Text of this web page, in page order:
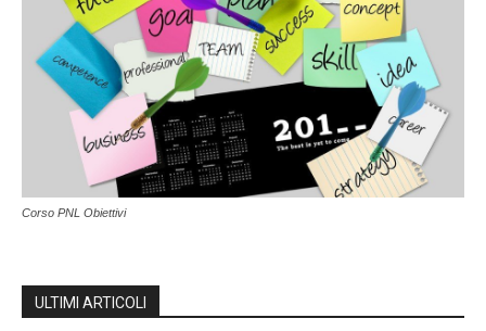
Corso PNL Obiettivi
ULTIMI ARTICOLI